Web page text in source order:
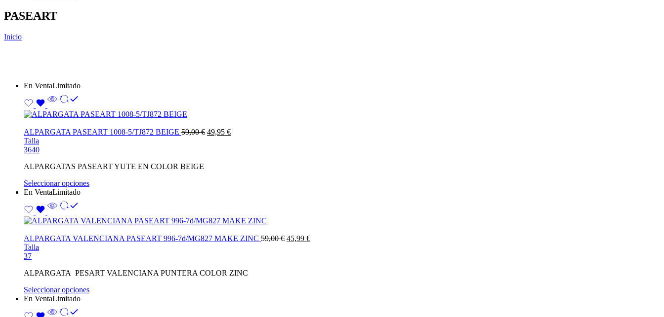
PASEART
Inicio
En VentaLimitado
ALPARGATA PASEART 1008-5/TJ872 BEIGE 59,00€ 49,95 €
Talla
3640
ALPARGATAS PASEART YUTE EN COLOR BEIGE
Seleccionar opciones
En VentaLimitado
ALPARGATA VALENCIANA PASEART 996-7d/MG827 MAKE ZINC 59,00€ 45,99 €
Talla
37
ALPARGATA PESART VALENCIANA PUNTERA COLOR ZINC
Seleccionar opciones
En VentaLimitado